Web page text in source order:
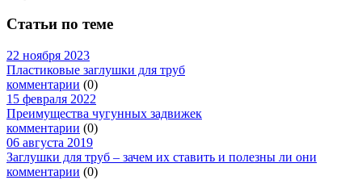
Статьи по теме
22 ноября 2023
Пластиковые заглушки для труб
комментарии (0)
15 февраля 2022
Преимущества чугунных задвижек
комментарии (0)
06 августа 2019
Заглушки для труб – зачем их ставить и полезны ли они
комментарии (0)